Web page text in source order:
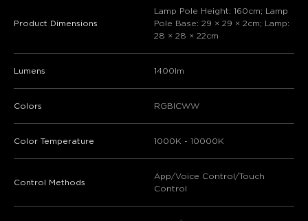
Product Dimensions
Lamp Pole Height: 160cm; Lamp
Pole Base: 29 × 29 × 2cm; Lamp:
28 × 28 × 22cm
Lumens 1400lm
Colors RGBICWW
Color Temperature 1000K - 10000K
Control Methods
App/Voice Control/Touch
Control